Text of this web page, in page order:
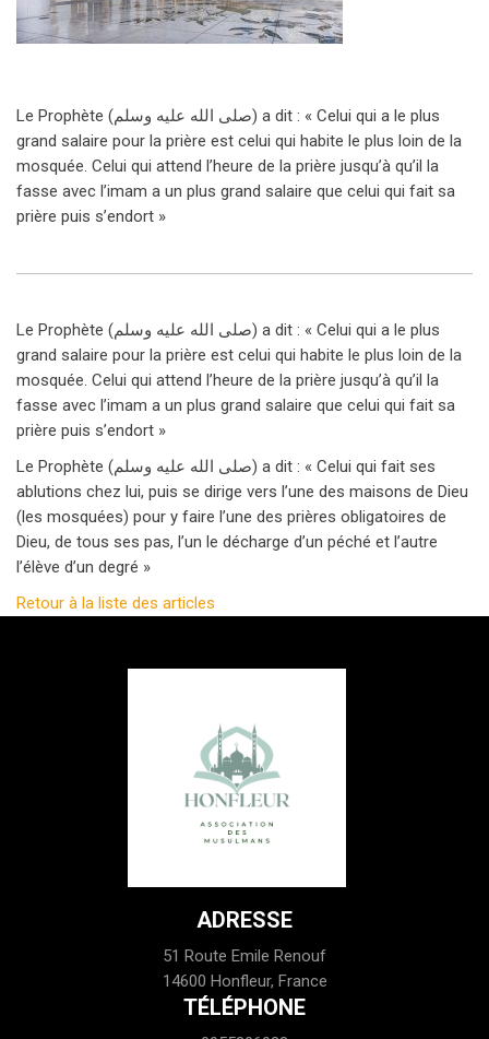
Le Prophète (صلى الله عليه وسلم) a dit : « Celui qui a le plus
grand salaire pour la prière est celui qui habite le plus loin de la
mosquée. Celui qui attend l’heure de la prière jusqu’à qu’il la
fasse avec l’imam a un plus grand salaire que celui qui fait sa
prière puis s’endort »
Le Prophète (صلى الله عليه وسلم) a dit : « Celui qui a le plus
grand salaire pour la prière est celui qui habite le plus loin de la
mosquée. Celui qui attend l’heure de la prière jusqu’à qu’il la
fasse avec l’imam a un plus grand salaire que celui qui fait sa
prière puis s’endort »
Le Prophète (صلى الله عليه وسلم) a dit : « Celui qui fait ses
ablutions chez lui, puis se dirige vers l’une des maisons de Dieu
(les mosquées) pour y faire l’une des prières obligatoires de
Dieu, de tous ses pas, l’un le décharge d’un péché et l’autre
l’élève d’un degré »
Retour à la liste des articles
ADRESSE
51 Route Emile Renouf
14600 Honfleur, France
TÉLÉPHONE